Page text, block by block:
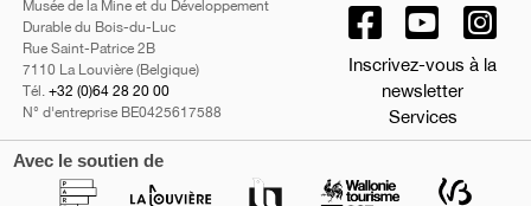
Musée de la Mine et du Développement
Durable du Bois-du-Luc
Rue Saint-Patrice 2B
7110 La Louvière (Belgique)
Tél. +32 (0)64 28 20 00
N° d'entreprise BE0425617588
Inscrivez-vous à la
newsletter
Services
Avec le soutien de